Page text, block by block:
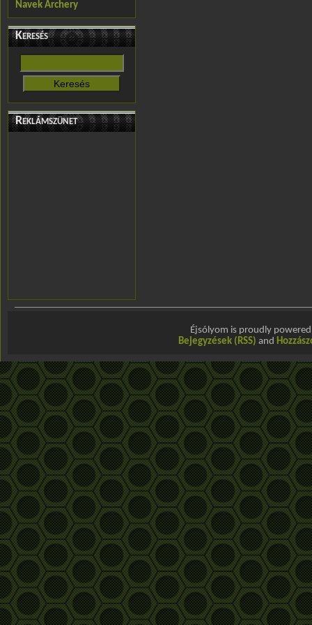
Navek Archery
Keresés
Reklámszünet
Éjsólyom is proudly
Bejegyzések (RSS) and